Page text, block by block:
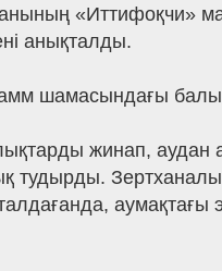
«Иттифоқчи»
анықталды.
шамасындағы
жинап, аудан
тудырды.
аумақтағы